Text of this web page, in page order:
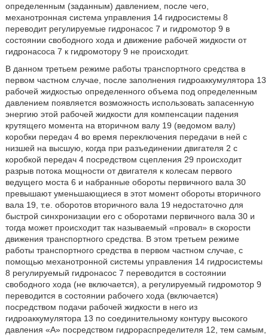
определенным (заданным) давлением, после чего,
механотронная система управления 14 гидросистемы 8
переводит регулируемые гидронасос 7 и гидромотор 9 в
состоянии свободного хода и движение рабочей жидкости от
гидронасоса 7 к гидромотору 9 не происходит.
В данном третьем режиме работы транспортного средства в
первом частном случае, после заполнения гидроаккумулятора 13
рабочей жидкостью определенного объема под определенным
давлением появляется возможность использовать запасенную
энергию этой рабочей жидкости для компенсации падения
крутящего момента на вторичном валу 19 (ведомом валу)
коробки передач 4 во время переключения передачи в ней с
низшей на высшую, когда при разъединении двигателя 2 с
коробкой передач 4 посредством сцепления 29 происходит
разрыв потока мощности от двигателя к колесам первого
ведущего моста 6 и набранные обороты первичного вала 30
превышают уменьшающиеся в этот момент обороты вторичного
вала 19, т.е. оборотов вторичного вала 19 недостаточно для
быстрой синхронизации его с оборотами первичного вала 30 и
тогда может происходит так называемый «провал» в скорости
движения транспортного средства. В этом третьем режиме
работы транспортного средства в первом частном случае, с
помощью механотронной системы управления 14 гидросистемы
8 регулируемый гидронасос 7 переводится в состоянии
свободного хода (не включается), а регулируемый гидромотор 9
переводится в состоянии рабочего хода (включается)
посредством подачи рабочей жидкости в него из
гидроаккумулятора 13 по соединительному контуру высокого
давления «А» посредством гидрораспределителя 12, тем самым,